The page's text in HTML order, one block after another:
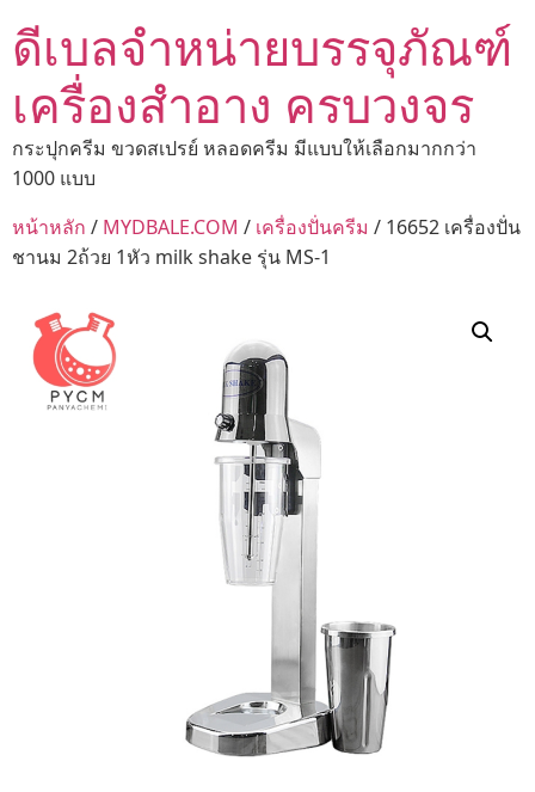
ดีเบลจำหน่ายบรรจุภัณฑ์
เครื่องสำอาง ครบวงจร
กระปุกครีม ขวดสเปรย์ หลอดครีม มีแบบให้เลือกมากกว่า
1000 แบบ
หน้าหลัก / MYDBALE.COM / เครื่องปั่นครีม / 16652 เครื่องปั่น
ชานม 2ถ้วย 1หัว milk shake รุ่น MS-1